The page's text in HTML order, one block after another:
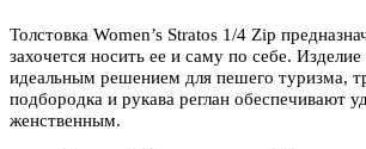
Толстовка Women’s Stratos 1/4 Zip
захочется носить ее и саму по себе.
идеальным решением для пешего туризма,
подбородка и рукава реглан обеспечивают
женственным.